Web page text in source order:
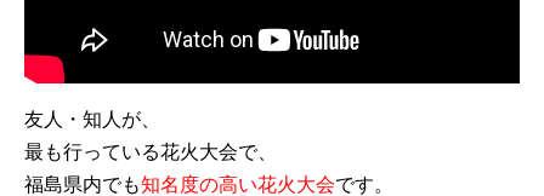
友人・知人が、
最も行っている花火大会で、
福島県内でも知名度の高い花火大会です。